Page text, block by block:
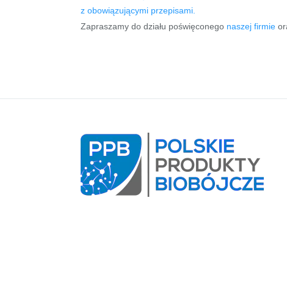
z obowiązującymi przepisami.
Zapraszamy do działu poświęconego naszej firmie